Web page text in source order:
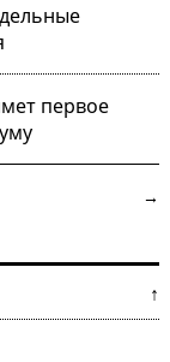
первое
→
↑